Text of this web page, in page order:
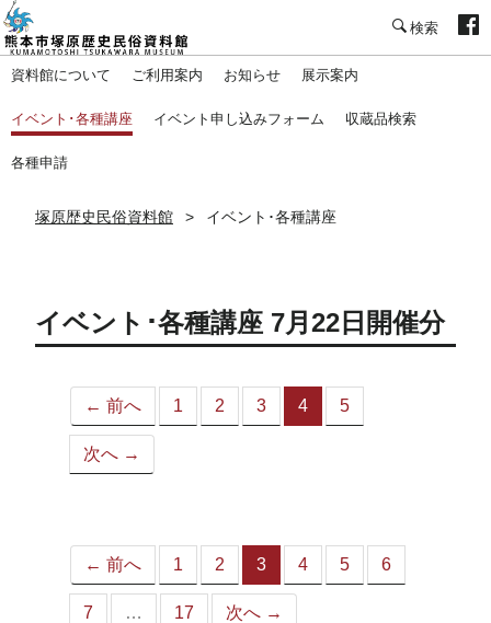
資料館について ご利用案内 お知らせ 展示案内
イベント･各種講座 イベント申し込みフォーム 収蔵品検索
各種申請
塚原歴史民俗資料館 イベント･各種講座
イベント･各種講座 7月22日開催分
← 前へ 1 2 3 4
（こ
5
次へ →
← 前へ 1 2 3
（こ
の
4 5 6
7 … 17 次へ →